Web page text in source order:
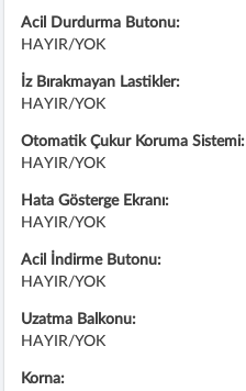
Acil Durdurma Butonu:
HAYIR/YOK
İz Bırakmayan Lastikler:
HAYIR/YOK
Otomatik Çukur Koruma Sistemi:
HAYIR/YOK
Hata Gösterge Ekranı:
HAYIR/YOK
Acil İndirme Butonu:
HAYIR/YOK
Uzatma Balkonu:
HAYIR/YOK
Korna: